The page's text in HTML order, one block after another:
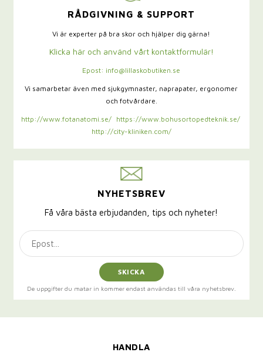
RÅDGIVNING & SUPPORT
Vi är experter på bra skor och hjälper dig gärna!
Klicka här och använd vårt kontaktformulär!
Epost: info@lillaskobutiken.se
Vi samarbetar även med sjukgymnaster, naprapater, ergonomer
och fotvårdare.
http://www.fotanatomi.se/
https://www.bohusortopedteknik.se/
http://city-kliniken.com/
NYHETSBREV
Få våra bästa erbjudanden, tips och nyheter!
SKICKA
De uppgifter du matar in kommer endast användas till våra nyhetsbrev.
HANDLA